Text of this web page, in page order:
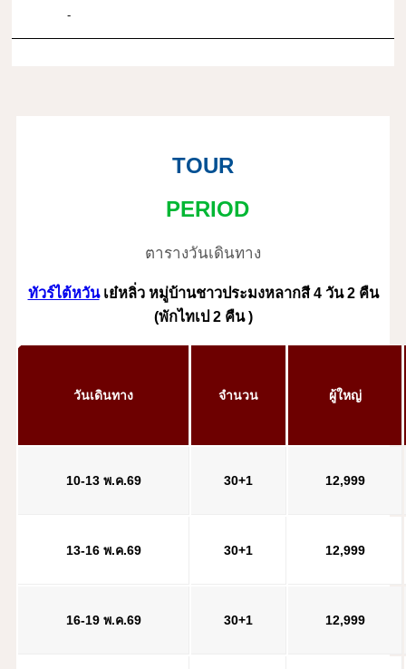
-
TOUR
PERIOD
ตารางวันเดินทาง
ทัวร์ไต้หวันเย๋หลิ่ว หมู่บ้านชาวประมงหลากสี 4 วัน 2 คืน
(พักไทเป 2 คืน )
วันเดินทาง จำนวน ผู้ใหญ่
10-13 พ.ค.69 30+1 12,999
13-16 พ.ค.69 30+1 12,999
16-19 พ.ค.69 30+1 12,999